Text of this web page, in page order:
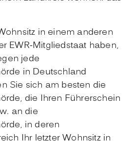
in einem anderen
EWR-Mitgliedstaat haben,
jede
in Deutschland
Sie sich am besten die
die Ihren Führerschein
an die
in deren
Ihr letzter Wohnsitz in